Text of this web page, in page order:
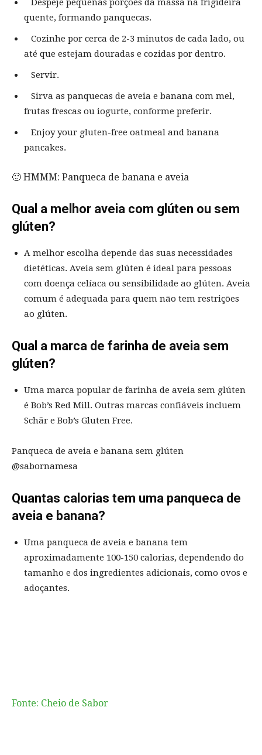
Despeje pequenas porções da massa na frigideira
quente, formando panquecas.
Cozinhe por cerca de 2-3 minutos de cada lado, ou
até que estejam douradas e cozidas por dentro.
Servir.
Sirva as panquecas de aveia e banana com mel,
frutas frescas ou iogurte, conforme preferir.
Enjoy your gluten-free oatmeal and banana
pancakes.
🙂 HMMM: Panqueca de banana e aveia
Qual a melhor aveia com glúten ou sem
glúten?
A melhor escolha depende das suas necessidades
dietéticas. Aveia sem glúten é ideal para pessoas
com doença celíaca ou sensibilidade ao glúten. Aveia
comum é adequada para quem não tem restrições
ao glúten.
Qual a marca de farinha de aveia sem
glúten?
Uma marca popular de farinha de aveia sem glúten
é Bob’s Red Mill. Outras marcas confiáveis incluem
Schär e Bob’s Gluten Free.
Panqueca de aveia e banana sem glúten
@sabornamesa
Quantas calorias tem uma panqueca de
aveia e banana?
Uma panqueca de aveia e banana tem
aproximadamente 100-150 calorias, dependendo do
tamanho e dos ingredientes adicionais, como ovos e
adoçantes.
Fonte: Cheio de Sabor